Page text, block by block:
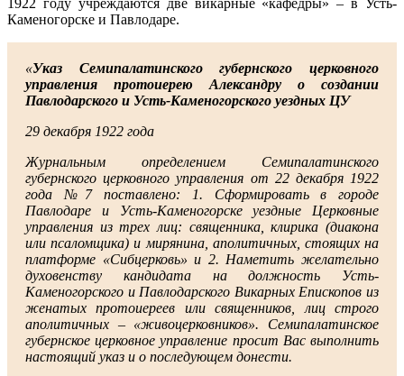
Каменогорске и Павлодаре.
«Указ Семипалатинского губернского церковного
управления протоиерею Александру о создании
Павлодарского и Усть-Каменогорского уездных ЦУ
29 декабря 1922 года
Журнальным определением Семипалатинского
губернского церковного управления от 22 декабря 1922
года №7 поставлено: 1. Сформировать в городе
Павлодаре и Усть-Каменогорске уездные Церковные
управления из трех лиц: священника, клирика (диакона
или псаломщика) и мирянина, аполитичных, стоящих на
платформе «Сибцерковь» и 2. Наметить желательно
духовенству кандидата на должность Усть-
Каменогорского и Павлодарского Викарных Епископов из
женатых протоиереев или священников, лиц строго
аполитичных – «живоцерковников». Семипалатинское
губернское церковное управление просит Вас выполнить
настоящий указ и о последующем донести.